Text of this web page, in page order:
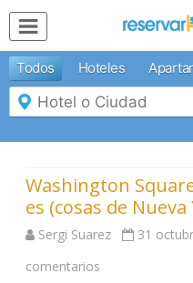
MENÚ
Inicio
Mi
Reserva
Todos Hoteles
Washington
es (cosas de Nueva
Sergi Suarez 31
comentarios